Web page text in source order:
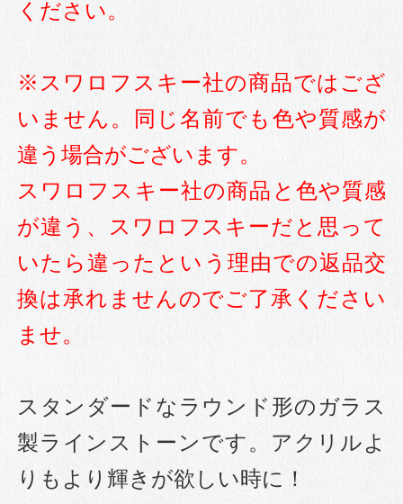
ください。
※スワロフスキー社の商品ではござ
いません。同じ名前でも色や質感が
違う場合がございます。
スワロフスキー社の商品と色や質感
が違う、スワロフスキーだと思って
いたら違ったという理由での返品交
換は承れませんのでご了承ください
ませ。
スタンダードなラウンド形のガラス
製ラインストーンです。アクリルよ
りもより輝きが欲しい時に！